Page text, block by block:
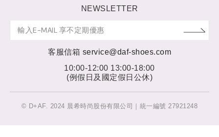
NEWSLETTER
客服信箱 service@daf-shoes.com
10:00-12:00 13:00-18:00
(例假日及國定假日公休)
© D+AF. 2024 晨希時尚股份有限公司｜統一編號 27921248